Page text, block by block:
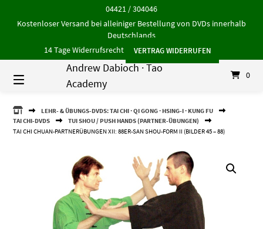
Inhalt
04421 / 304046
Kostenloser Versand bei alleiniger Bestellung von DVDs innerhalb
Deutschlands
14 Tage Widerrufsrecht
VERTRAG WIDERRUFEN
Andrew Dabioch · Tao
Academy
0
ANDREW
DABIOCH
·
LEHR- & ÜBUNGS-DVDS: TAI CHI · QI GONG · HSING-I · KUNG FU
TAI CHI-DVDS
TUI SHOU / PUSH HANDS (PARTNER-ÜBUNGEN)
TAI CHI CHUAN-PARTNERÜBUNGEN XII: 88ER-SAN SHOU-FORM II (BILDER 45 – 88)